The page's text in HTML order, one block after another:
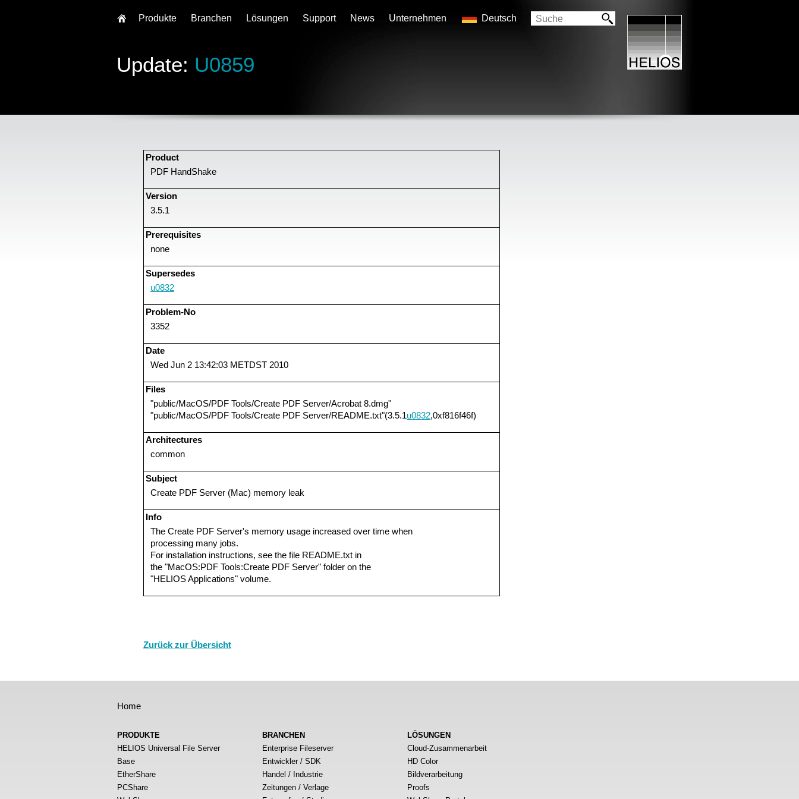
Update: U0859
Product
PDF HandShake
Version
3.5.1
Prerequisites
none
Supersedes
u0832
Problem-No
3352
Date
Wed Jun 2 13:42:03 METDST 2010
Files
"public/MacOS/PDF Tools/Create PDF Server/Acrobat 8.dmg"
"public/MacOS/PDF Tools/Create PDF Server/README.txt"(3.5.1u0832,0xf816f46f)
Architectures
common
Subject
Create PDF Server (Mac) memory leak
Info
The Create PDF Server's memory usage increased over time when
processing many jobs.
For installation instructions, see the file README.txt in
the "MacOS:PDF Tools:Create PDF Server" folder on the
"HELIOS Applications" volume.
Zurück zur Übersicht
Home
PRODUKTE
HELIOS Universal File Server
Base
EtherShare
PCShare
BRANCHEN
Enterprise Fileserver
Entwickler / SDK
Handel / Industrie
Zeitungen / Verlage
LÖSUNGEN
Cloud-Zusammenarbeit
HD Color
Bildverarbeitung
Proofs
Produkte Branchen Lösungen Support News Unternehmen Deutsch